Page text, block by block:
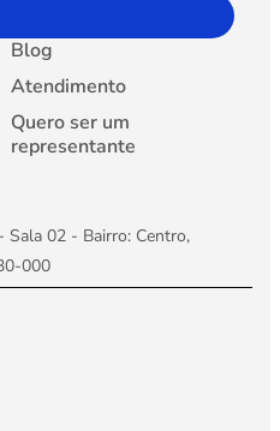
Blog
Atendimento
Quero ser um
representante
Sala 02 - Bairro: Centro,
000